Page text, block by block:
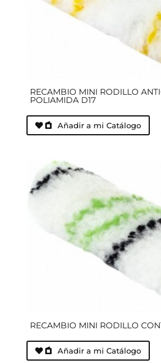
RECAMBIO MINI RODILLO
POLIAMIDA D17
Añadir a mi Catálogo
RECAMBIO MINI RODILLO
Añadir a mi Catálogo